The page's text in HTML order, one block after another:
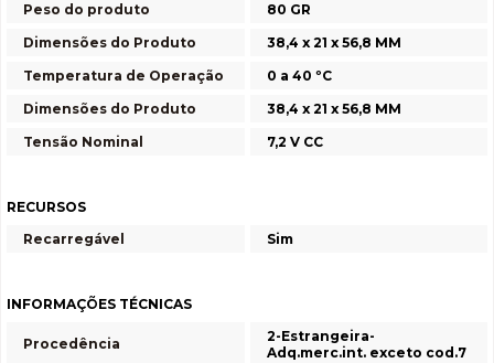
Peso do produto
80 GR
Dimensões do Produto
38,4 x 21 x 56,8 MM
Temperatura de Operação
0 a 40 ºC
Dimensões do Produto
38,4 x 21 x 56,8 MM
Tensão Nominal
7,2 V CC
RECURSOS
Recarregável
Sim
INFORMAÇÕES TÉCNICAS
Procedência
2-Estrangeira-
Adq.merc.int. exceto cod.7